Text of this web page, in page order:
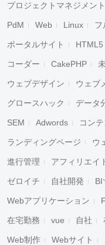
プロジェクトマネジメント
PdM Web Linux フ
ポータルサイト HTML5
コーダー CakePHP
ウェブデザイン ウェブ
グロースハック データ
SEM Adwords コン
ランディングページ ウ
進行管理 アフィリエイ
ゼロイチ 自社開発 BI
Webアプリケーション
在宅勤務 vue 自社
Web制作 Webサイト